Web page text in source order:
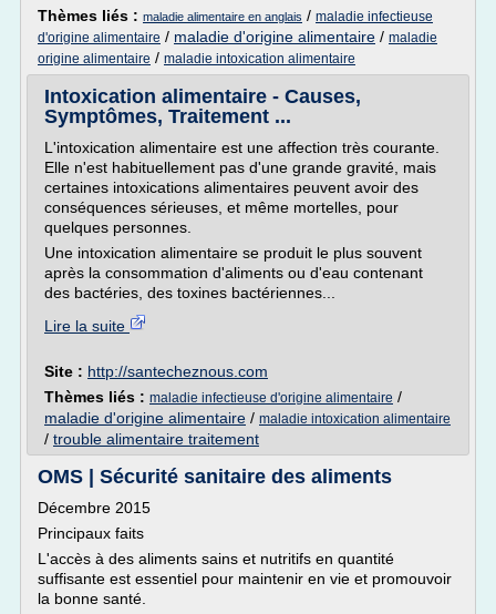
Thèmes liés : maladie alimentaire en anglais / maladie infectieuse
d'origine alimentaire / maladie d'origine alimentaire / maladie
origine alimentaire / maladie intoxication alimentaire
Intoxication alimentaire - Causes,
Symptômes, Traitement ...
L'intoxication alimentaire est une affection très courante.
Elle n'est habituellement pas d'une grande gravité, mais
certaines intoxications alimentaires peuvent avoir des
conséquences sérieuses, et même mortelles, pour
quelques personnes.
Une intoxication alimentaire se produit le plus souvent
après la consommation d'aliments ou d'eau contenant
des bactéries, des toxines bactériennes...
Lire la suite
Site : http://santecheznous.com
Thèmes liés : maladie infectieuse d'origine alimentaire /
maladie d'origine alimentaire / maladie intoxication alimentaire
/ trouble alimentaire traitement
OMS | Sécurité sanitaire des aliments
Décembre 2015
Principaux faits
L'accès à des aliments sains et nutritifs en quantité
suffisante est essentiel pour maintenir en vie et promouvoir
la bonne santé.